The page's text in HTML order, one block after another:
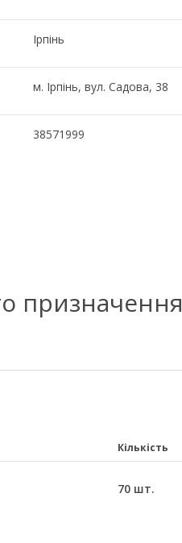
Ірпінь
м. Ірпінь, вул. Садова, 38
38571999
призначення
Кількість
70 шт.